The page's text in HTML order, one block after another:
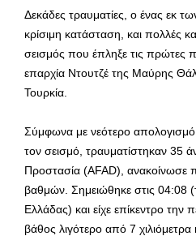
Δεκάδες τραυματίες, ο ένας εκ
κρίσιμη κατάσταση, και πολλές
σεισμός που έπληξε τις πρώτες
επαρχία Ντουτζέ της Μαύρης
Τουρκία.
Σύμφωνα με νεότερο
τον σεισμό, τραυματίστηκαν 35
Προστασία (AFAD), ανακοίνωσε
βαθμών. Σημειώθηκε στις 04:08
Ελλάδας) και είχε επίκεντρο την
βάθος λιγότερο από 7 χιλιόμετρα